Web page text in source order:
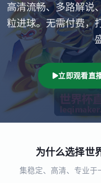
高清流畅、多路解说
粒进球。无需付费，
立即观看直
为什么选择世
集稳定、高清、专业